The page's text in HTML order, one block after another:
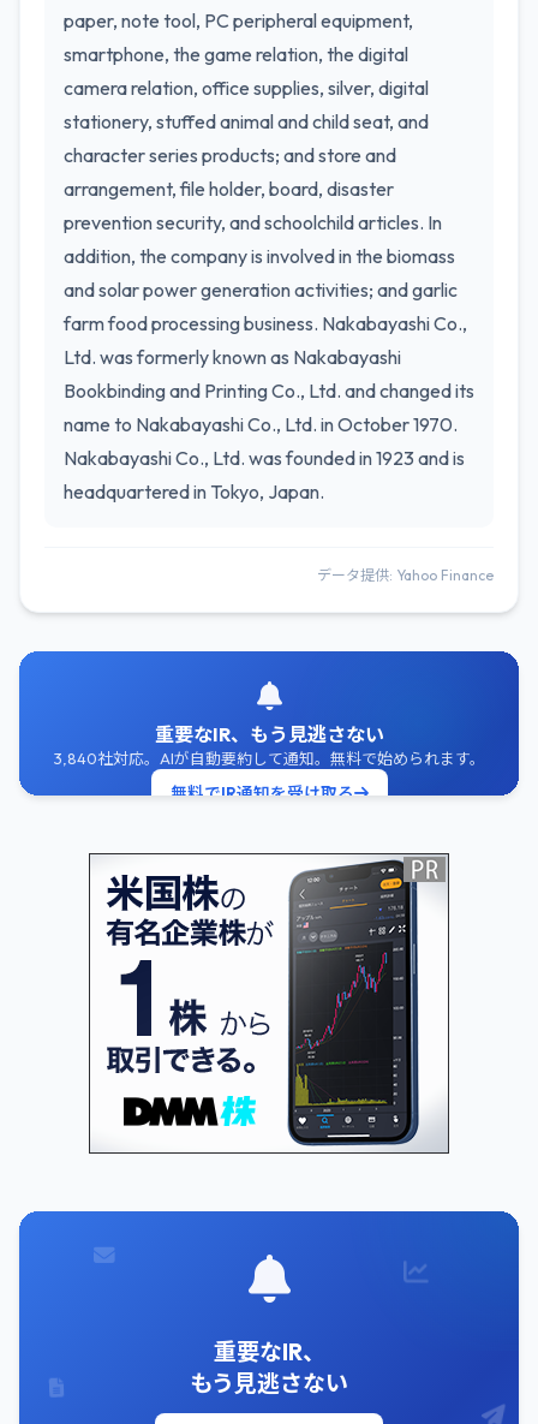
paper, note tool, PC peripheral equipment,
smartphone, the game relation, the digital
camera relation, office supplies, silver, digital
stationery, stuffed animal and child seat, and
character series products; and store and
arrangement, file holder, board, disaster
prevention security, and schoolchild articles. In
addition, the company is involved in the biomass
and solar power generation activities; and garlic
farm food processing business. Nakabayashi Co.,
Ltd. was formerly known as Nakabayashi
Bookbinding and Printing Co., Ltd. and changed its
name to Nakabayashi Co., Ltd. in October 1970.
Nakabayashi Co., Ltd. was founded in 1923 and is
headquartered in Tokyo, Japan.
データ提供: Yahoo Finance
重要なIR、もう見逃さない
3,840社対応。AIが自動要約して通知。無料で始められます。
無料でIR通知を受け取る
重要なIR、
もう見逃さない